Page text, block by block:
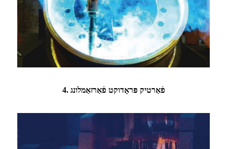
4. פֿאַרטיק פּראָדוקט פֿאַרזאַמלונג